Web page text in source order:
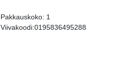
Pakkauskoko: 1
Viivakoodi:0195836495288